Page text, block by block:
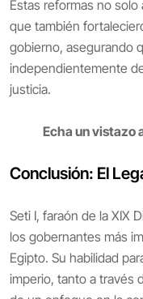
Estas reformas no
que también
gobierno, asegurando
independientemente
justicia.
Echa un vistazo
Conclusión: El
Seti I, faraón de la XIX
los gobernantes más
Egipto. Su habilidad
imperio, tanto a través